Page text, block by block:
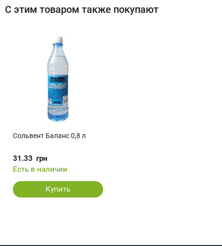
С этим товаром также покупают
Сольвент Баланс 0,8 л
31.33 грн
Есть в наличии
Купить